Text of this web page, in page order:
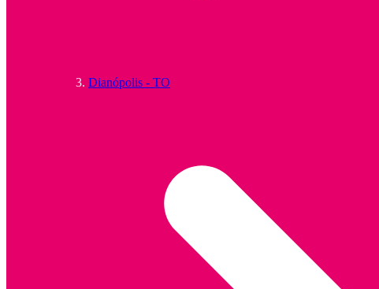
Dianópolis - TO